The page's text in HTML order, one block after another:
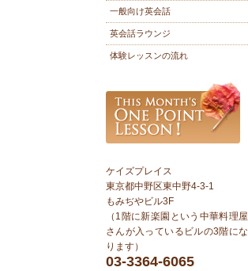
一般向け英会話
英会話ラウンジ
体験レッスンの流れ
ケイズプレイス
東京都中野区東中野4-3-1
もみぢやビル3F
（1階に新楽園という中華料理屋
さんが入っているビルの3階にな
ります）
03-3364-6065